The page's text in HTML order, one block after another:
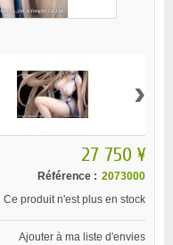
›
27 750 ¥
Référence : 2073000
Ce produit n'est plus en stock
Ajouter à ma liste d'envies